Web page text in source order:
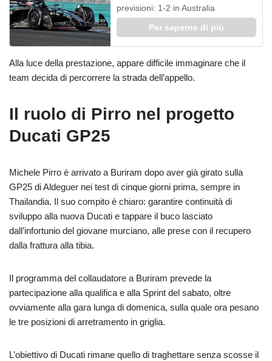
previsioni: 1-2 in Australia
Per saperne di più
Alla luce della prestazione, appare difficile immaginare che il
team decida di percorrere la strada dell’appello.
Il ruolo di Pirro nel progetto
Ducati GP25
Michele Pirro è arrivato a Buriram dopo aver già girato sulla
GP25 di Aldeguer nei test di cinque giorni prima, sempre in
Thailandia. Il suo compito è chiaro: garantire continuità di
sviluppo alla nuova Ducati e tappare il buco lasciato
dall’infortunio del giovane murciano, alle prese con il recupero
dalla frattura alla tibia.
Il programma del collaudatore a Buriram prevede la
partecipazione alla qualifica e alla Sprint del sabato, oltre
ovviamente alla gara lunga di domenica, sulla quale ora pesano
le tre posizioni di arretramento in griglia.
L’obiettivo di Ducati rimane quello di traghettare senza scosse il